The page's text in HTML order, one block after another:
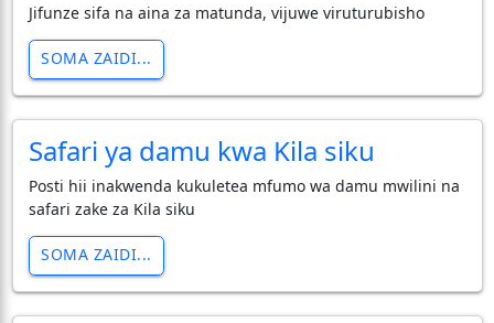
Jifunze sifa na aina za matunda, vijuwe viruturubisho
SOMA ZAIDI...
Safari ya damu kwa Kila siku
Posti hii inakwenda kukuletea mfumo wa damu mwilini na
safari zake za Kila siku
SOMA ZAIDI...